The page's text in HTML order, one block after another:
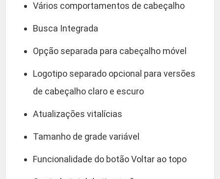
Vários comportamentos de cabeçalho
Busca Integrada
Opção separada para cabeçalho móvel
Logotipo separado opcional para versões
de cabeçalho claro e escuro
Atualizações vitalícias
Tamanho de grade variável
Funcionalidade do botão Voltar ao topo